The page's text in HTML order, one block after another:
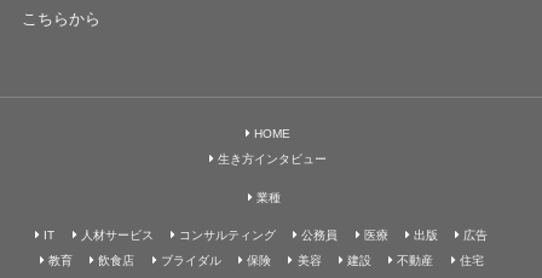
こちらから
HOME
生き方インタビュー
業種
IT 人材サービス コンサルティング 公務員 医療 出版
広告
教育
飲食店 ブライダル 保険 美容 建設 不動産 住宅